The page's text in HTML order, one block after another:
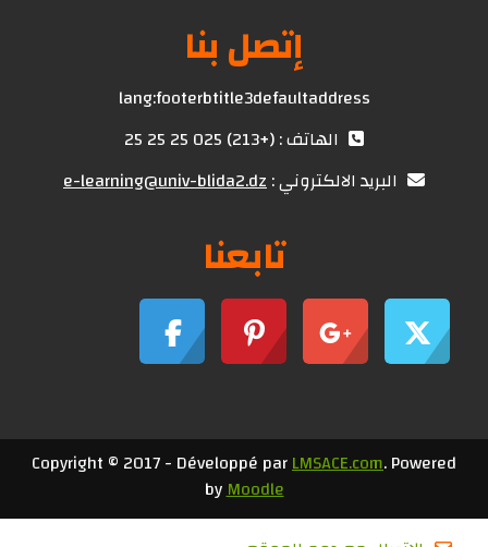
إتصل بنا
lang:footerbtitle3defaultaddress
الهاتف : (+213) 025 25 25 25
البريد الالكتروني :e-learning@univ-blida2.dz
تابعنا
Copyright © 2017 - Développé parLMSACE.com.
by